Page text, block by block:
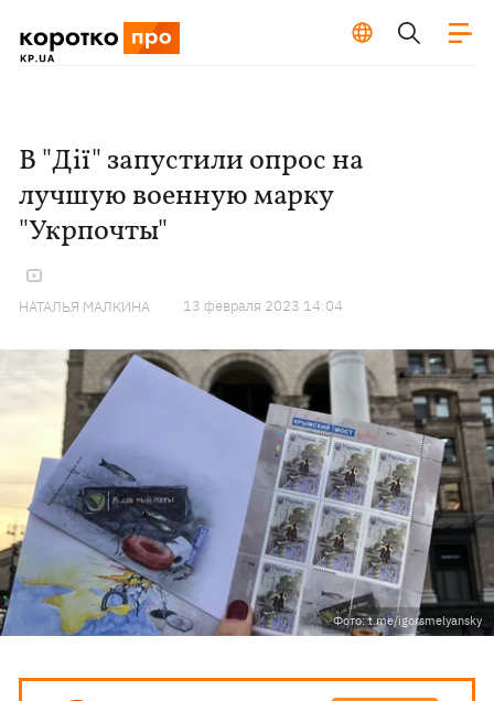
В "Дії" запустили опрос на
лучшую военную марку
"Укрпочты"
НАТАЛЬЯ МАЛКИНА 13 февраля 2023 14:04
Фото: t.me/igorsmelyansky